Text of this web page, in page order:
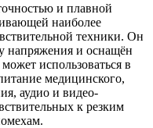
и плавной
наиболее
техники. Он
напряжения и оснащён
использоваться в
медицинского,
аудио и видео-
к резким